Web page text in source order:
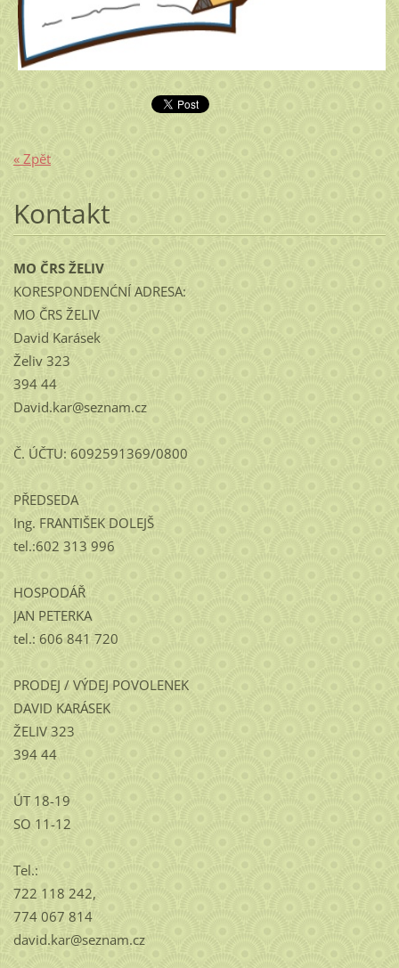
« Zpět
Kontakt
MO ČRS ŽELIV
KORESPONDENĆNÍ ADRESA:
MO ČRS ŽELIV
David Karásek
Želiv 323
394 44
David.kar@seznam.cz
Č. ÚČTU: 6092591369/0800
PŘEDSEDA
Ing. FRANTIŠEK DOLEJŠ
tel.:602 313 996
HOSPODÁŘ
JAN PETERKA
tel.: 606 841 720
PRODEJ / VÝDEJ POVOLENEK
DAVID KARÁSEK
ŽELIV 323
394 44
ÚT 18-19
SO 11-12
Tel.:
722 118 242,
774 067 814
david.kar@seznam.cz